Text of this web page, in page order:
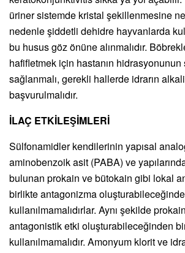
üriner sistemde kristal şekillenmesine
nedenle şiddetli dehidre hayvanlarda
bu husus göz önüne alınmalıdır.
hafifletmek için hastanın hidrasyonunun
sağlanmalı, gerekli hallerde idrarın
başvurulmalıdır.
İLAÇ ETKİLEŞİMLERİ
Sülfonamidler kendilerinin yapısal
aminobenzoik asit (PABA) ve
bulunan prokain ve bütokain gibi lokal
birlikte antagonizma
kullanılmamalıdırlar. Aynı şekilde
antagonistik etki oluşturabileceğinden
kullanılmamalıdır. Amonyum klorit ve